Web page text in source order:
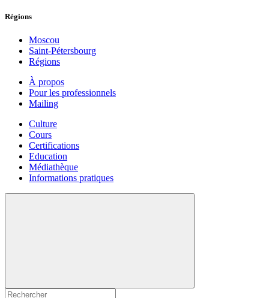
Régions
Moscou
Saint-Pétersbourg
Régions
À propos
Pour les professionnels
Mailing
Culture
Cours
Certifications
Education
Médiathèque
Informations pratiques